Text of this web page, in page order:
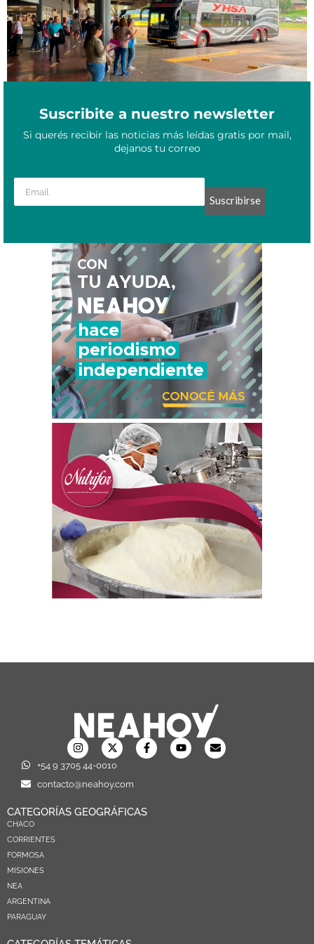
Suscribite a nuestro newsletter
Si querés recibir las noticias más leídas gratis por mail,
dejanos tu correo
Suscribirse
+54 9 3705 44-0010
contacto@neahoy.com
CATEGORÍAS GEOGRÁFICAS
CHACO
CORRIENTES
FORMOSA
MISIONES
NEA
ARGENTINA
PARAGUAY